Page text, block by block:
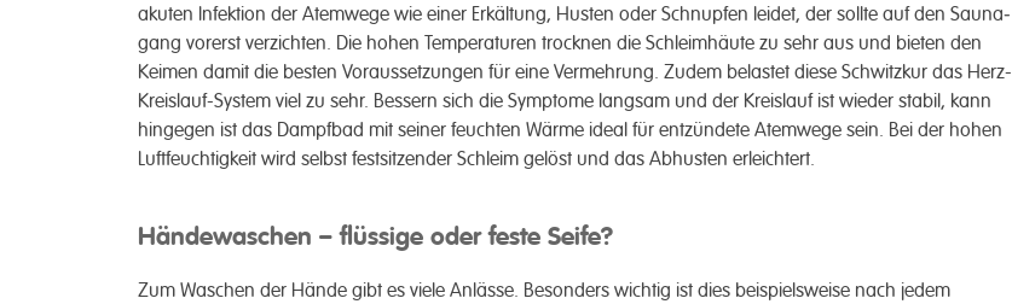
akuten Infektion der Atem­­wege wie einer Er­­kältung, Husten oder Schnupfen leidet, der sollte auf den Sauna­
g­ang vor­erst ver­­zichten. Die hohen Temper­aturen trocknen die Schleim­­häute zu sehr aus und bieten den
Keimen damit die besten Voraus­­setzungen für eine Ver­­mehrung. Zu­dem belastet diese Schwitz­­kur das Herz-
Kreis­lauf-System viel zu sehr. Bessern sich die Symp­tome lang­­sam und der Kreis­­lauf ist wieder stabil, kann
hin­gegen ist das Dampf­­bad mit seiner feuchten Wärme ideal für ent­zündete Atem­­wege sein. Bei der hohen
Luft­feuchtig­­keit wird selbst fest­­sitzender Schleim gelöst und das Ab­­husten er­leichtert.
Händewaschen – flüssige oder feste Seife?
Zum Waschen der Hände gibt es viele Anlässe. Beson­ders wichtig ist dies beispiels­­weise nach jedem